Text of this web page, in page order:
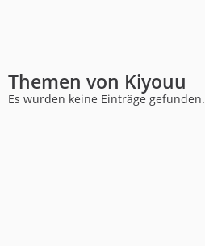
Themen von Kiyouu
Es wurden keine Einträge gefunden.